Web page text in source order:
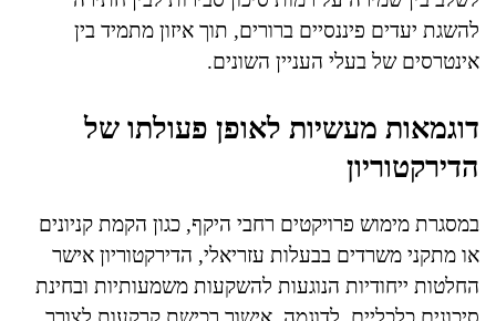
להשגת יעדים פיננסיים ברורים, תוך איזון מתמיד בין
אינטרסים של בעלי העניין השונים.
דוגמאות מעשיות לאופן פעולתו של
הדירקטוריון
במסגרת מימוש פרויקטים רחבי היקף, כגון הקמת קניונים
או מתקני משרדים בבעלות עזריאלי, הדירקטוריון אישר
החלטות ייחודיות הנוגעות להשקעות משמעותיות ובחינת